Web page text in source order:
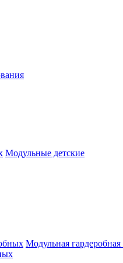
Модульные детские
Модульная